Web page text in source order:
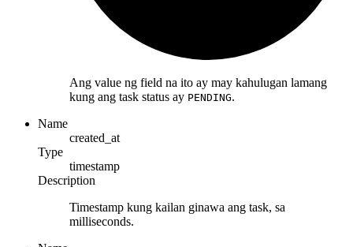
Ang value ng field na ito ay may kahulugan lamang
kung ang task status ay PENDING.
Name
created_at
Type
timestamp
Description
Timestamp kung kailan ginawa ang task, sa
milliseconds.